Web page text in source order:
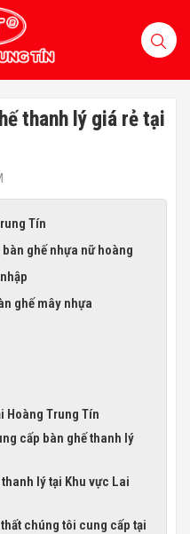
thanh lý giá rẻ tại
Tín
ghế nhựa nữ hoàng
ghế mây nhựa
Hoàng Trung Tín
cấp bàn ghế thanh lý
lý tại Khu vực Lai
chúng tôi cung cấp tại